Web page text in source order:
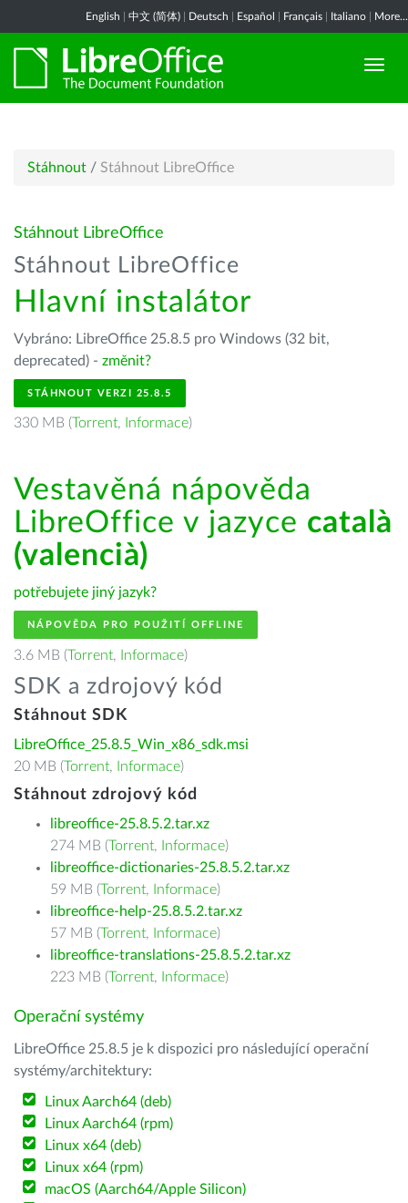
English 中文 (简体) Deutsch Español Français Italiano More...
Stáhnout / Stáhnout LibreOffice
Stáhnout LibreOffice
Stáhnout LibreOffice
Hlavní instalátor
Vybráno: LibreOffice 25.8.5 pro Windows (32 bit,
deprecated) - změnit?
STÁHNOUT VERZI 25.8.5
330 MB (Torrent, Informace)
Vestavěná nápověda
LibreOffice v jazyce català
(valencià)
potřebujete jiný jazyk?
NÁPOVĚDA PRO POUŽITÍ OFFLINE
3.6 MB (Torrent, Informace)
SDK a zdrojový kód
Stáhnout SDK
LibreOffice_25.8.5_Win_x86_sdk.msi
20 MB (Torrent, Informace)
Stáhnout zdrojový kód
libreoffice-25.8.5.2.tar.xz
274 MB (Torrent, Informace)
libreoffice-dictionaries-25.8.5.2.tar.xz
59 MB (Torrent, Informace)
libreoffice-help-25.8.5.2.tar.xz
57 MB (Torrent, Informace)
libreoffice-translations-25.8.5.2.tar.xz
223 MB (Torrent, Informace)
Operační systémy
LibreOffice 25.8.5 je k dispozici pro následující operační
systémy/architektury:
Linux Aarch64 (deb)
Linux Aarch64 (rpm)
Linux x64 (deb)
Linux x64 (rpm)
macOS (Aarch64/Apple Silicon)